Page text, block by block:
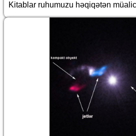
Kitablar ruhumuzu həqiqətən